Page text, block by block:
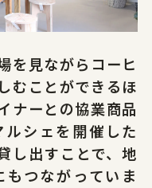
シー
Of Technology.
を見ながらコーヒ
むことができるほ
ナーとの協業商品
シェを開催した
し出すことで、地
つながっていま